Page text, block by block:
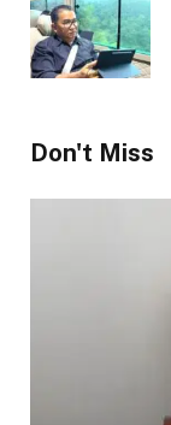
Don't Miss